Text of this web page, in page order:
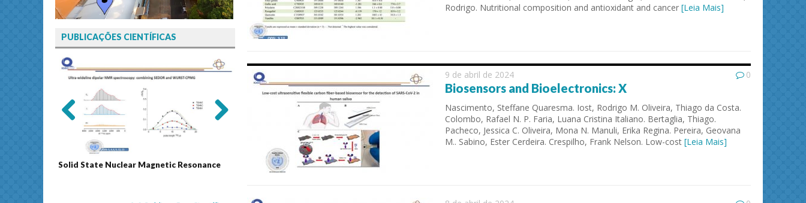
Rodrigo. Nutritional composition and antioxidant and cancer [Leia Mais]
9 de abril de 2024 0
Biosensors and Bioelectronics: X
Nascimento, Steffane Quaresma. Iost, Rodrigo M. Oliveira, Thiago da Costa.
Colombo, Rafael N. P. Faria, Luana Cristina Italiano. Bertaglia, Thiago.
Pacheco, Jessica C. Oliveira, Mona N. Manuli, Erika Regina. Pereira, Geovana
M.. Sabino, Ester Cerdeira. Crespilho, Frank Nelson. Low-cost [Leia Mais]
PUBLICAÇÕES CIENTÍFICAS
Solid State Nuclear Magnetic Resonance Journal of Separation Science